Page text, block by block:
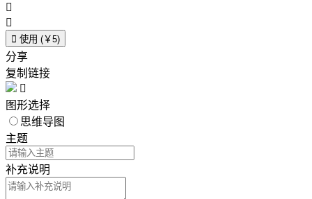


 使用 (￥5)
分享
复制链接

图形选择
思维导图
主题
补充说明